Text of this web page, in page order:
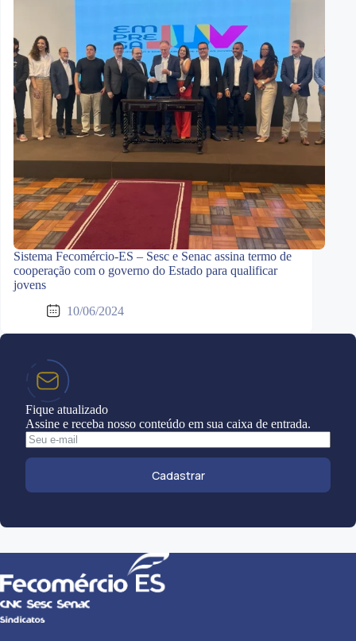
Sistema Fecomércio-ES – Sesc e Senac assina termo de
cooperação com o governo do Estado para qualificar
jovens
10/06/2024
Fique atualizado
Assine e receba nosso conteúdo em sua caixa de entrada.
Cadastrar